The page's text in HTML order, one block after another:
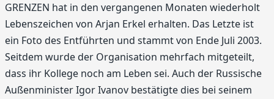
GRENZEN hat in den vergangenen Monaten wiederholt
Lebenszeichen von Arjan Erkel erhalten. Das Letzte ist
ein Foto des Entführten und stammt von Ende Juli 2003.
Seitdem wurde der Organisation mehrfach mitgeteilt,
dass ihr Kollege noch am Leben sei. Auch der Russische
Außenminister Igor Ivanov bestätigte dies bei seinem